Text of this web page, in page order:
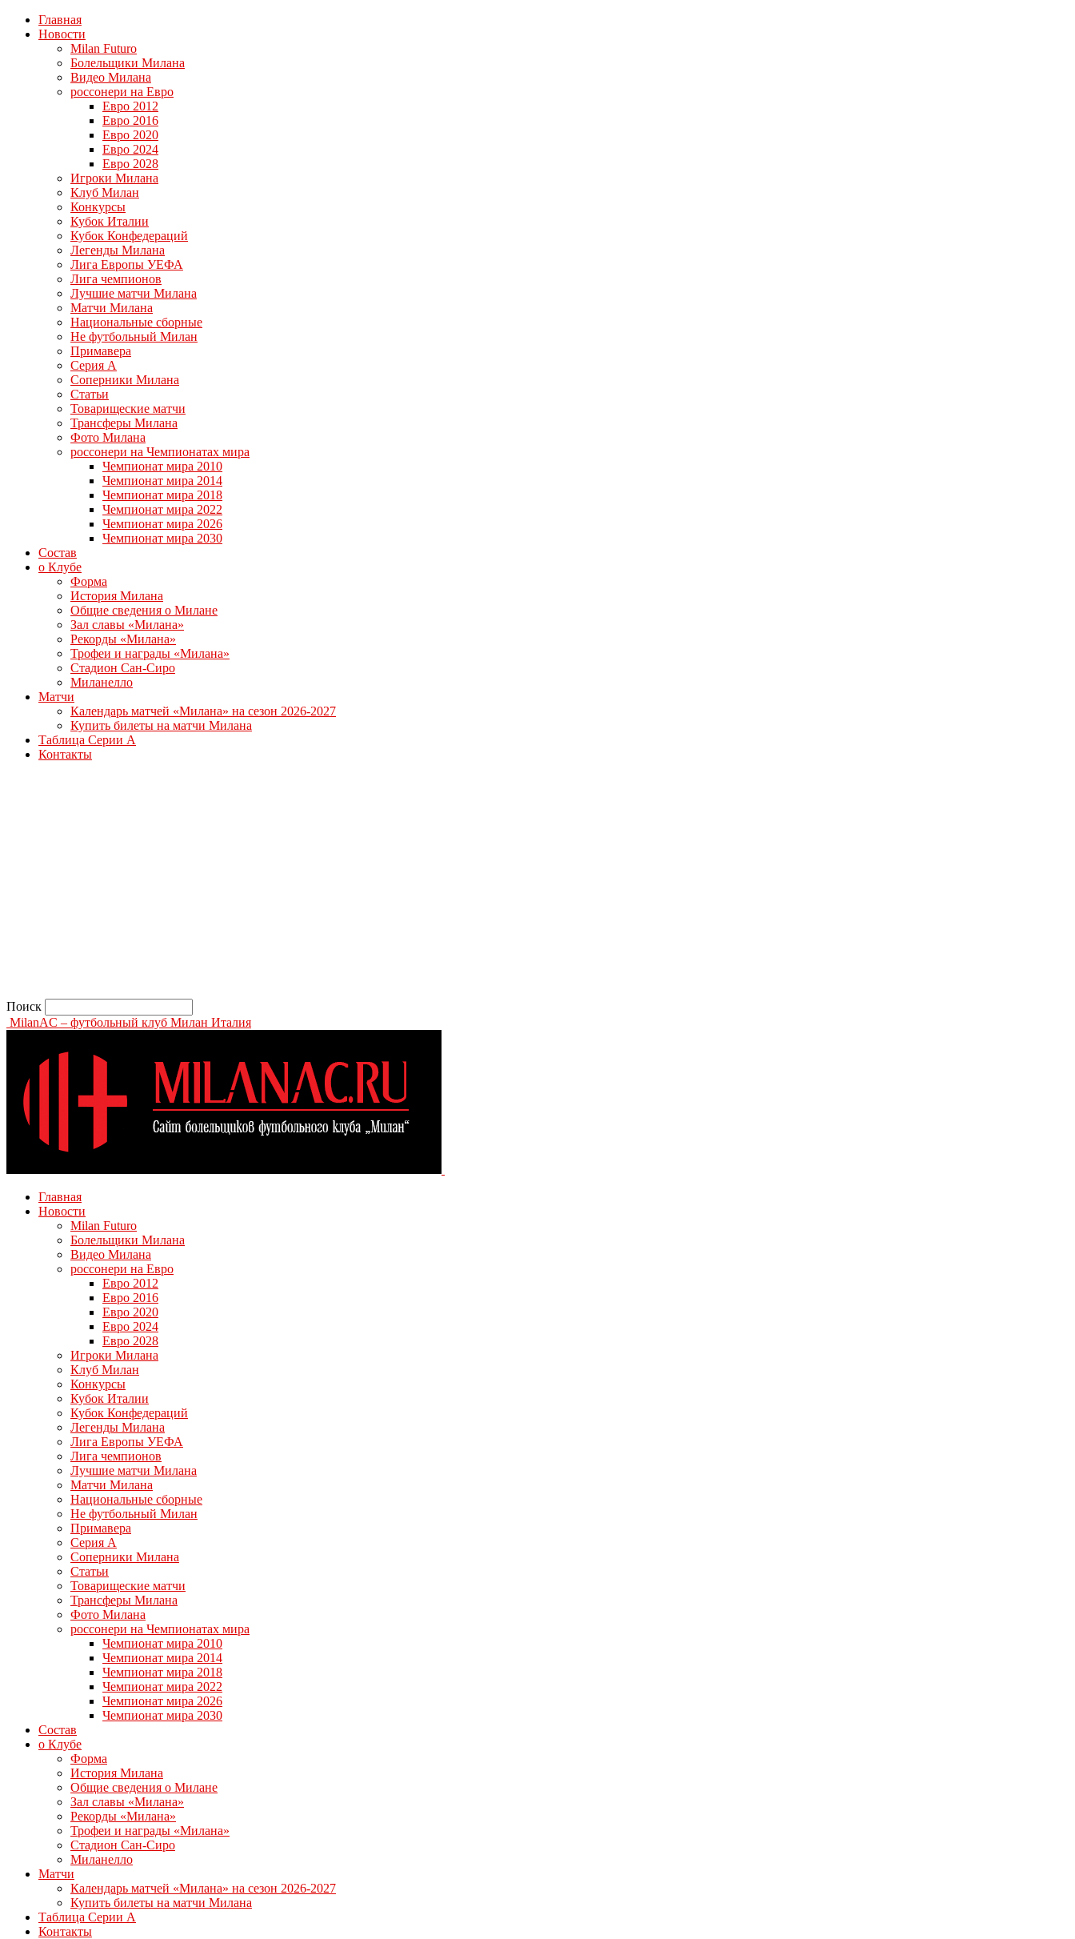
Главная
Новости
Milan Futuro
Болельщики Милана
Видео Милана
россонери на Евро
Евро 2012
Евро 2016
Евро 2020
Евро 2024
Евро 2028
Игроки Милана
Клуб Милан
Конкурсы
Кубок Италии
Кубок Конфедераций
Легенды Милана
Лига Европы УЕФА
Лига чемпионов
Лучшие матчи Милана
Матчи Милана
Национальные сборные
Не футбольный Милан
Примавера
Серия А
Соперники Милана
Статьи
Товарищеские матчи
Трансферы Милана
Фото Милана
россонери на Чемпионатах мира
Чемпионат мира 2010
Чемпионат мира 2014
Чемпионат мира 2018
Чемпионат мира 2022
Чемпионат мира 2026
Чемпионат мира 2030
Состав
о Клубе
Форма
История Милана
Общие сведения о Милане
Зал славы «Милана»
Рекорды «Милана»
Трофеи и награды «Милана»
Стадион Сан-Сиро
Миланелло
Матчи
Календарь матчей «Милана» на сезон 2026-2027
Купить билеты на матчи Милана
Таблица Серии А
Контакты
Поиск
MilanAC – футбольный клуб Милан Италия
Главная
Новости
Milan Futuro
Болельщики Милана
Видео Милана
россонери на Евро
Евро 2012
Евро 2016
Евро 2020
Евро 2024
Евро 2028
Игроки Милана
Клуб Милан
Конкурсы
Кубок Италии
Кубок Конфедераций
Легенды Милана
Лига Европы УЕФА
Лига чемпионов
Лучшие матчи Милана
Матчи Милана
Национальные сборные
Не футбольный Милан
Примавера
Серия А
Соперники Милана
Статьи
Товарищеские матчи
Трансферы Милана
Фото Милана
россонери на Чемпионатах мира
Чемпионат мира 2010
Чемпионат мира 2014
Чемпионат мира 2018
Чемпионат мира 2022
Чемпионат мира 2026
Чемпионат мира 2030
Состав
о Клубе
Форма
История Милана
Общие сведения о Милане
Зал славы «Милана»
Рекорды «Милана»
Трофеи и награды «Милана»
Стадион Сан-Сиро
Миланелло
Матчи
Календарь матчей «Милана» на сезон 2026-2027
Купить билеты на матчи Милана
Таблица Серии А
Контакты